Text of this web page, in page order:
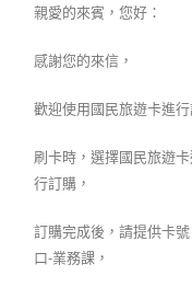
親愛的來賓，您好：
感謝您的來信，
歡迎使用國民旅遊卡進行
刷卡時，選擇國民旅遊
行訂購，
訂購完成後，請提供卡
口-業務課，